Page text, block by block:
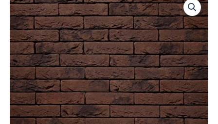
bruin
waalformaat
Handvorm
aantal